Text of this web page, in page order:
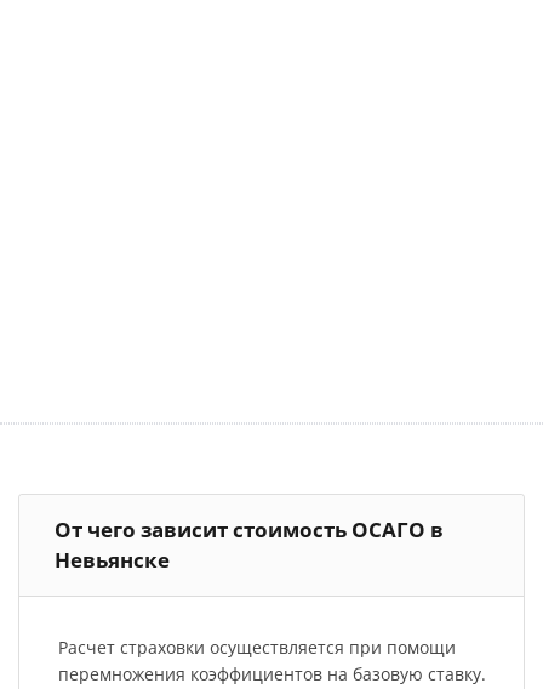
От чего зависит стоимость ОСАГО в
Невьянске
Расчет страховки осуществляется при помощи
перемножения коэффициентов на базовую ставку.